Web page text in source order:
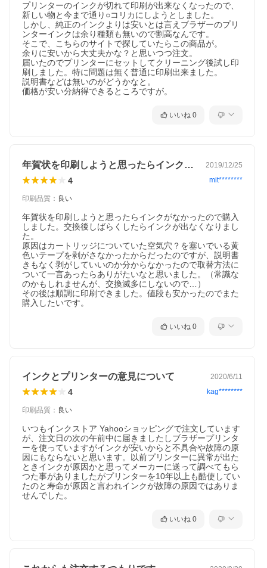
プリンターのインクが切れて印刷が出来なくなったので、
新しい物と今まで通り○コリカにしようとしました。
しかし、純正のインクよりは安いとは言えブラザーのプリ
ンターインクは余り種類も無いので割高なんです。
そこで、こちらのサイトで探していたらこの商品が。
余りに安いから大丈夫かな？と思いつつ注文。
届いたのでプリンターにセットしてクリーニング後試し印
刷しました。特に問題は無く普通に印刷出来ました。
説明書などは無いのがどうかなと。
価格が安い分納得できるところですが。
いいね 0
年賀状を印刷しようと思ったらインクがな… 2019/12/25
4 mit********
印刷品質 ： 良い
年賀状を印刷しようと思ったらインクがなかったので購入
しました。交換後しばらくしたらインクが出なくなりまし
た。
原因はカートリッジについていた空気穴？を塞いでいる黄
色いテープを剥がさなかったからだったのですが、説明書
きもなく剥がしていいのか分からなかったので取替方法に
ついて一言あったらありがたいなと思いました。（常識な
のかもしれませんが、交換滅多にしないので…）
その後は順調に印刷できました。値段も安かったのでまた
購入したいです。
いいね 0
インクとプリンターの意見について 2020/6/11
4 kag********
印刷品質 ： 良い
いつもインクストア Yahooショッピングで注文しています
が、注文日の次の午前中に届きましたしブラザープリンタ
ーを使っていますがインクが安いからと不具合や故障の原
因にもならないと思います。以前プリンターに異常が出た
ときインクが原因かと思ってメーカーに送って調べてもら
つた事がありましたがプリンターを10年以上も酷使してい
たのと寿命が原因と言われインクが故障の原因ではありま
せんでした。
いいね 0